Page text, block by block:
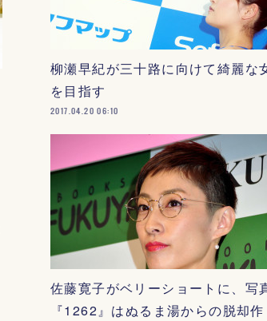
柳瀬早紀が三十路に向けて綺麗な
を目指す
2017.04.20 06:10
佐藤寛子がベリーショートに、写
『1262』はぬるま湯からの脱却作